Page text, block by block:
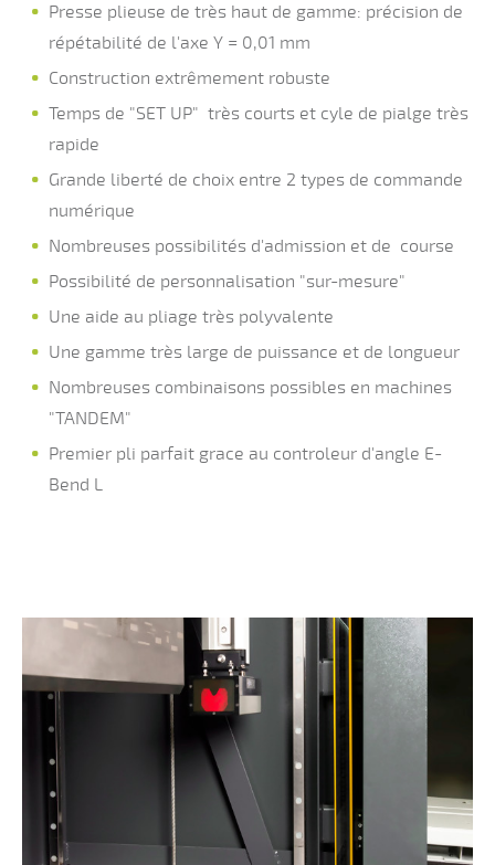
Presse plieuse de très haut de gamme: précision de
répétabilité de l'axe Y = 0,01 mm
Construction extrêmement robuste
Temps de "SET UP" très courts et cyle de pialge très
rapide
Grande liberté de choix entre 2 types de commande
numérique
Nombreuses possibilités d'admission et de course
Possibilité de personnalisation "sur-mesure"
Une aide au pliage très polyvalente
Une gamme très large de puissance et de longueur
Nombreuses combinaisons possibles en machines
"TANDEM"
Premier pli parfait grace au controleur d'angle E-
Bend L